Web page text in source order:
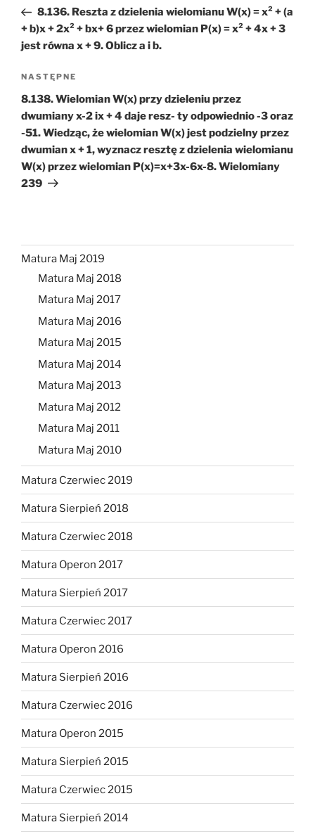
wpis8.136. Reszta z dzielenia wielomianu W(x) = x² + (a
+ b)x + 2x² + bx+ 6 przez wielomian P(x) = x² + 4x + 3
jest równa x + 9. Oblicz a i b.
Następny
wpis
NASTĘPNE
8.138. Wielomian W(x) przy dzieleniu przez
dwumiany x-2 ix + 4 daje resz- ty odpowiednio -3 oraz
-51. Wiedząc, że wielomian W(x) jest podzielny przez
dwumian x + 1, wyznacz resztę z dzielenia wielomianu
W(x) przez wielomian P(x)=x+3x-6x-8. Wielomiany
239
Matura Maj 2019
Matura Maj 2018
Matura Maj 2017
Matura Maj 2016
Matura Maj 2015
Matura Maj 2014
Matura Maj 2013
Matura Maj 2012
Matura Maj 2011
Matura Maj 2010
Matura Czerwiec 2019
Matura Sierpień 2018
Matura Czerwiec 2018
Matura Operon 2017
Matura Sierpień 2017
Matura Czerwiec 2017
Matura Operon 2016
Matura Sierpień 2016
Matura Czerwiec 2016
Matura Operon 2015
Matura Sierpień 2015
Matura Czerwiec 2015
Matura Sierpień 2014